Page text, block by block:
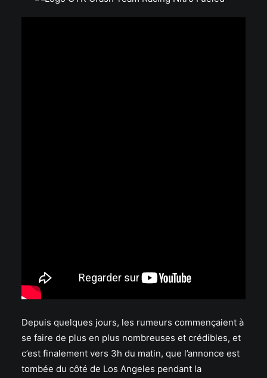
Depuis quelques jours, les rumeurs commençaient à
se faire de plus en plus nombreuses et crédibles, et
c’est finalement vers 3h du matin, que l’annonce est
tombée du côté de Los Angeles pendant la